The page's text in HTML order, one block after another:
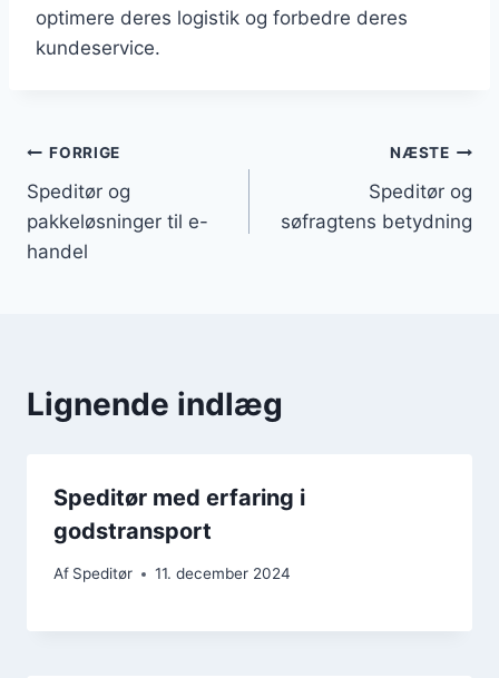
optimere deres logistik og forbedre deres
kundeservice.
Indlægsnavigation
FORRIGE
Speditør og
pakkeløsninger til e-
handel
NÆSTE
Speditør og
søfragtens betydning
Lignende indlæg
Speditør med erfaring i
godstransport
Af Speditør 11. december 2024